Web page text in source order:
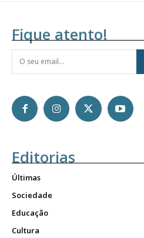
Fique atento!
Editorias
Últimas
Sociedade
Educação
Cultura